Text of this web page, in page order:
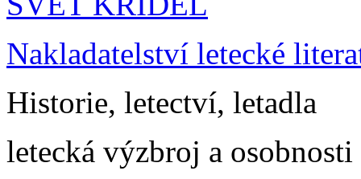
Nakladatelství letecké
Historie, letectví, letadla
letecká výzbroj a osobnosti